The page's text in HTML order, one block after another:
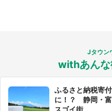
Jタウン
withあんな
ふるさと納税寄
に！？ 静岡・富
スゴイ街